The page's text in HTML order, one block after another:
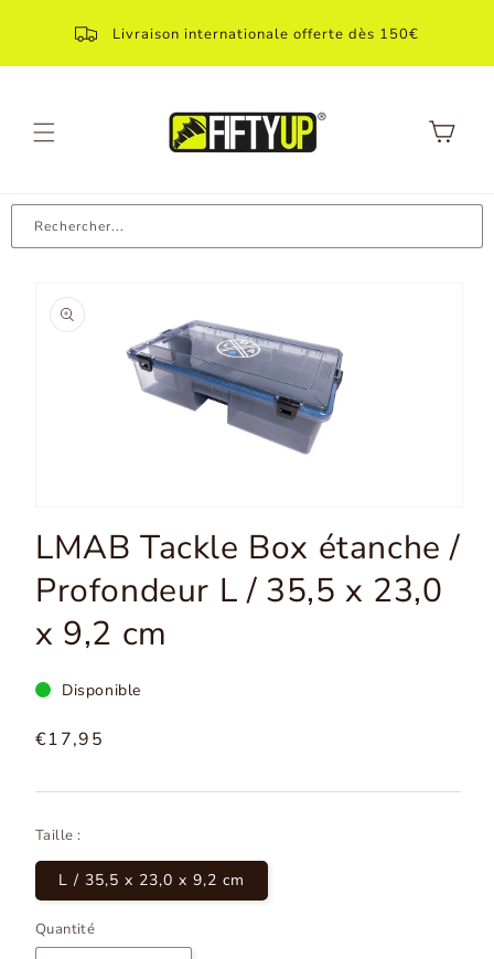
directement
au contenu
Livraison internationale offerte dès 150€
Panier
Rechercher...
informations
produit
les
médias
1
dans
la
LMAB Tackle Box étanche /
Profondeur L / 35,5 x 23,0
x 9,2 cm
Disponible
Prix
€17,95
Taille :
L / 35,5 x 23,0 x 9,2 cm
Quantité